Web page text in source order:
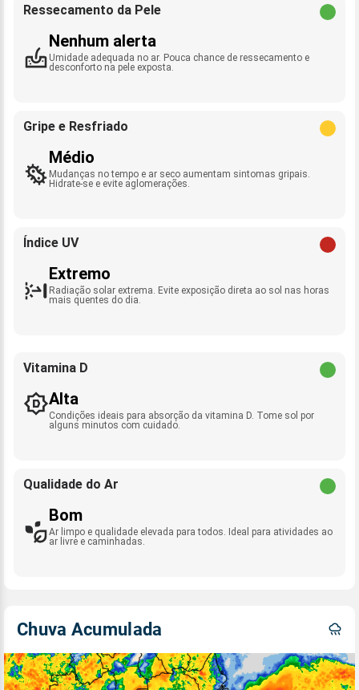
Ressecamento da Pele
Nenhum alerta
Umidade adequada no ar. Pouca chance de ressecamento e
desconforto na pele exposta.
Gripe e Resfriado
Médio
Mudanças no tempo e ar seco aumentam sintomas gripais.
Hidrate-se e evite aglomerações.
Índice UV
Extremo
Radiação solar extrema. Evite exposição direta ao sol nas horas
mais quentes do dia.
Vitamina D
Alta
Condições ideais para absorção da vitamina D. Tome sol por
alguns minutos com cuidado.
Qualidade do Ar
Bom
Ar limpo e qualidade elevada para todos. Ideal para atividades ao
ar livre e caminhadas.
Chuva Acumulada